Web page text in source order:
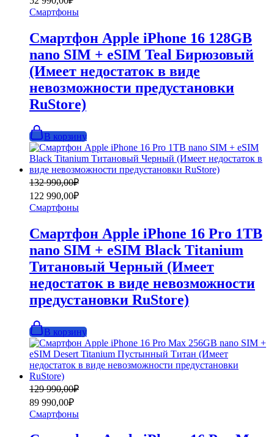
составляла
79
52
990,00₽.
Смартфоны
Смартфон Apple iPhone 16 128GB
nano SIM + eSIM Teal Бирюзовый
(Имеет недостаток в виде
невозможности предустановки
RuStore)
В корзину
132 990,00₽
Первоначальная
цена
составляла
132
122 990,00₽
Текущая
цена:
122
990,00₽.
Смартфоны
Смартфон Apple iPhone 16 Pro 1TB
nano SIM + eSIM Black Titanium
Титановый Черный (Имеет
недостаток в виде невозможности
предустановки RuStore)
В корзину
129 990,00₽
Первоначальная
цена
составляла
129
990,00₽.
89 990,00₽
Текущая
цена:
89
990,00₽.
Смартфоны